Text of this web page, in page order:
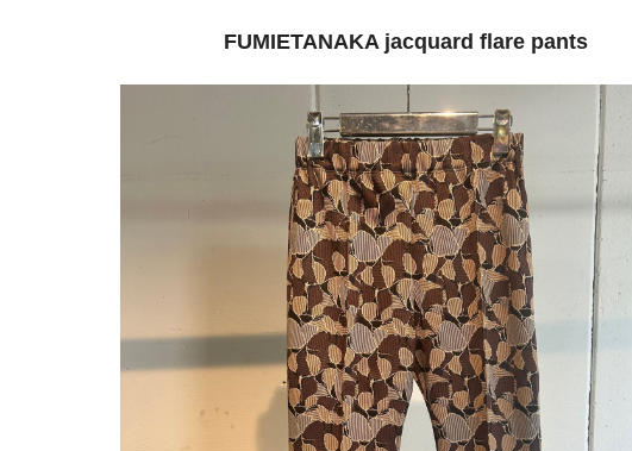
FUMIETANAKA jacquard flare pants